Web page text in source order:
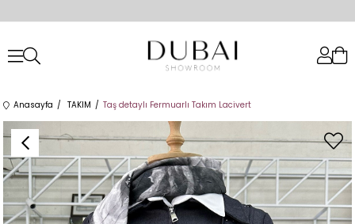
Anasayfa TAKIM Taş detaylı Fermuarlı Takım Lacivert